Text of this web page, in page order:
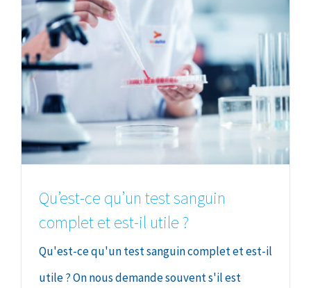
Qu’est-ce qu’un test sanguin
complet et est-il utile ?
Qu'est-ce qu'un test sanguin complet et est-il
utile ? On nous demande souvent s'il est